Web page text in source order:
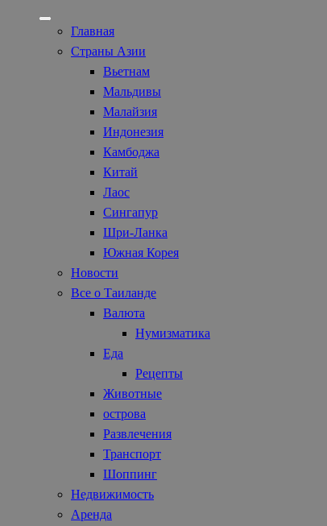
Главная
Страны Азии
Вьетнам
Мальдивы
Малайзия
Индонезия
Камбоджа
Китай
Лаос
Сингапур
Шри-Ланка
Южная Корея
Новости
Все о Таиланде
Валюта
Нумизматика
Еда
Рецепты
Животные
острова
Развлечения
Транспорт
Шоппинг
Недвижимость
Аренда